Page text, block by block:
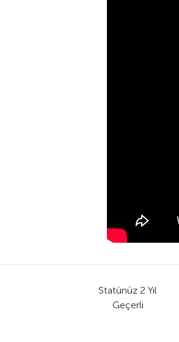
Statünüz 2 Yıl
Geçerli